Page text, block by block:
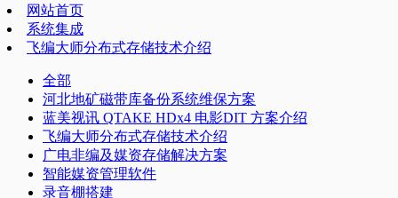
网站首页
系统集成
飞编大师分布式存储技术介绍
全部
河北地矿磁带库备份系统维保方案
蓝美视讯 QTAKE HDx4 电影DIT 方案介绍
飞编大师分布式存储技术介绍
广电非编及媒资存储解决方案
智能媒资管理软件
录音棚搭建